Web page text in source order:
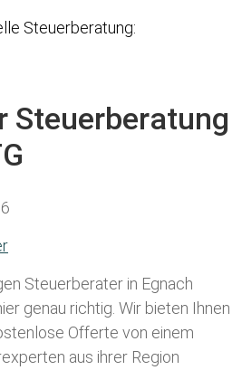
Steuerberatung:
Steuerberatung
Steuerberater in Egnach
genau richtig. Wir bieten Ihnen
Offerte von einem
aus ihrer Region